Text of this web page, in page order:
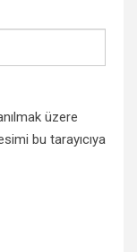
üzere
bu tarayıcıya